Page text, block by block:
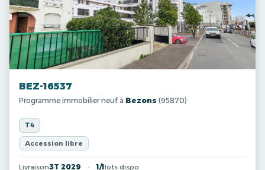
BEZ-16537
Programme immobilier neuf à Bezons (95870)
T4
Accession libre
Livraison3T 2029 1/1 lots dispo